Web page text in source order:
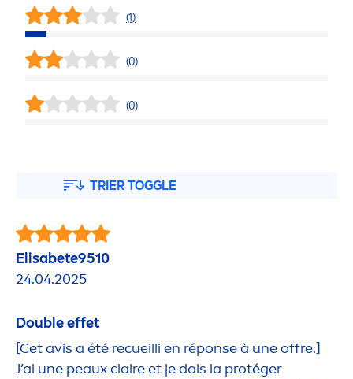
(1)
(0)
(0)
TRIER TOGGLE
Elisabete9510
24.04.2025
Double effet
[Cet avis a été recueilli en réponse à une offre.]
J’ai une peaux claire et je dois la protéger